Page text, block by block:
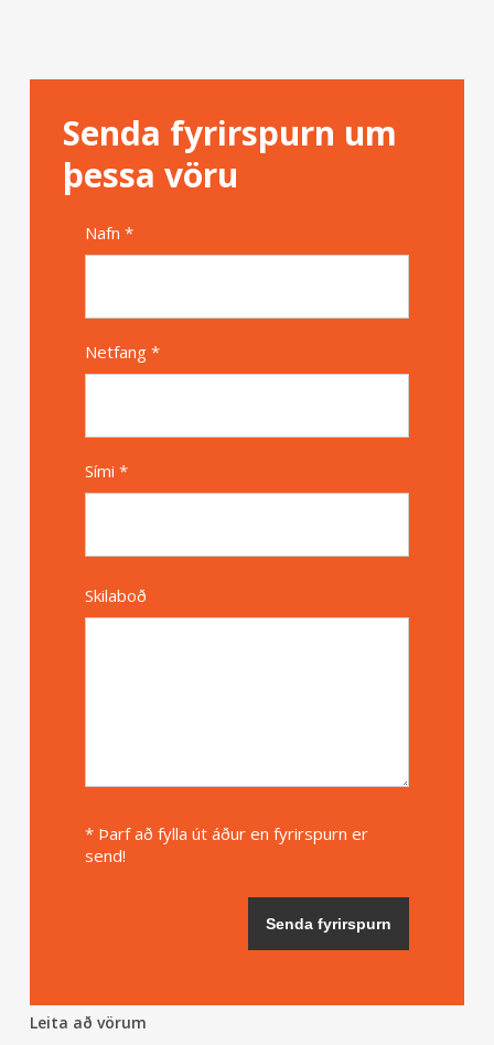
Senda fyrirspurn um
þessa vöru
Nafn *
Netfang *
Sími *
Skilaboð
* Þarf að fylla út áður en fyrirspurn er
send!
Leita að vörum